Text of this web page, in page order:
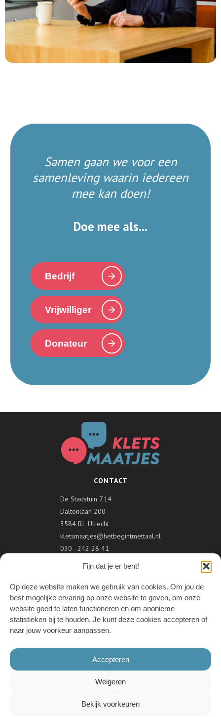
Fijn dat je er bent!
Op deze website maken we gebruik van cookies. Om jou de
best mogelijke ervaring op onze website te geven, om onze
website goed te laten functioneren en om anonieme
statistieken bij te houden. Je kunt deze cookies accepteren of
naar jouw voorkeur aanpassen.
Accepteren
Weigeren
Bekijk voorkeuren
Samen gaan we voor een
samenleving waarin iedereen
mee kan doen!
Doe mee als...
Bedrijf
Vrijwilliger
Donateur
CONTACT
De Stadstuin 7.14
Daltonlaan 200
3584 BJ Utrecht
kletsmaatjes@hetbegintmettaal.nl
030 - 242 28 41
VOLG ONS